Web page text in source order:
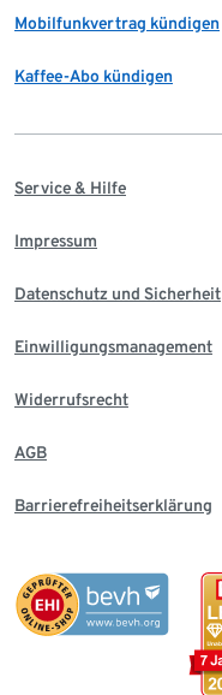
Mobilfunkvertrag kündigen
Kaffee-Abo kündigen
Service & Hilfe
Impressum
Datenschutz und Sicherheit
Einwilligungsmanagement
Widerrufsrecht
AGB
Barrierefreiheitserklärung